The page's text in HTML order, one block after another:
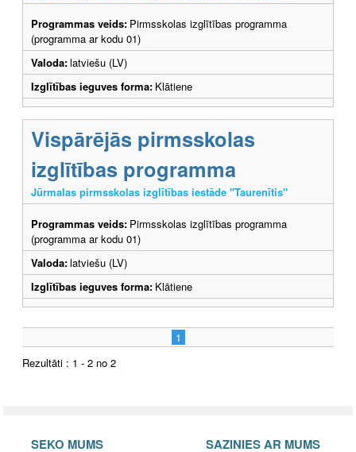
Programmas veids: Pirmsskolas izglītības programma
(programma ar kodu 01)
Valoda:latviešu (LV)
Izglītības ieguves forma: Klātiene
Vispārējās pirmsskolas
izglītības programma
Jūrmalas pirmsskolas izglītības iestāde "Taurenītis"
Programmas veids: Pirmsskolas izglītības programma
(programma ar kodu 01)
Valoda:latviešu (LV)
Izglītības ieguves forma: Klātiene
1
Rezultāti : 1 - 2 no 2
SEKO MUMS SAZINIES AR MUMS